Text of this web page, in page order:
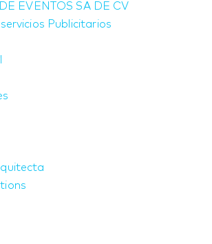
EVENTOS SA DE CV
Publicitarios